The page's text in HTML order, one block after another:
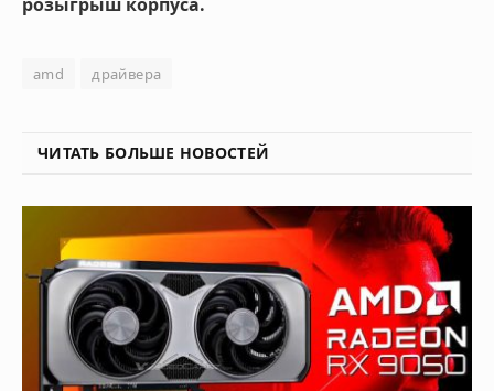
amd драйвера
ЧИТАТЬ БОЛЬШЕ НОВОСТЕЙ